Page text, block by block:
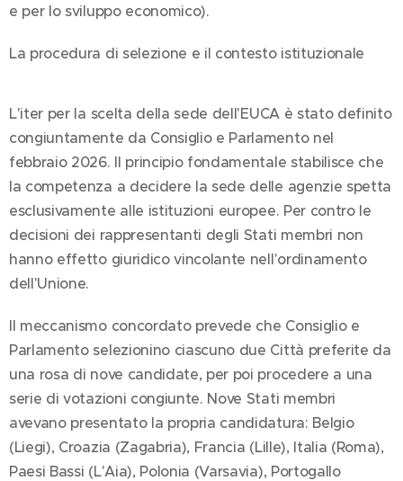
e per lo sviluppo economico).
La procedura di selezione e il contesto istituzionale
L'iter per la scelta della sede dell'EUCA è stato definito
congiuntamente da Consiglio e Parlamento nel
febbraio 2026. Il principio fondamentale stabilisce che
la competenza a decidere la sede delle agenzie spetta
esclusivamente alle istituzioni europee. Per contro le
decisioni dei rappresentanti degli Stati membri non
hanno effetto giuridico vincolante nell'ordinamento
dell'Unione.
Il meccanismo concordato prevede che Consiglio e
Parlamento selezionino ciascuno due Città preferite da
una rosa di nove candidate, per poi procedere a una
serie di votazioni congiunte. Nove Stati membri
avevano presentato la propria candidatura: Belgio
(Liegi), Croazia (Zagabria), Francia (Lille), Italia (Roma),
Paesi Bassi (L'Aia), Polonia (Varsavia), Portogallo